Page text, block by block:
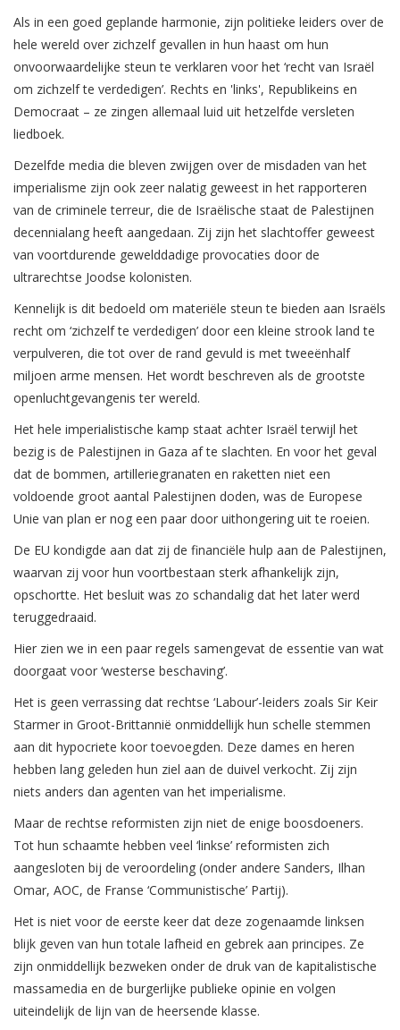
Als in een goed geplande harmonie, zijn politieke leiders over de
hele wereld over zichzelf gevallen in hun haast om hun
onvoorwaardelijke steun te verklaren voor het ‘recht van Israël
om zichzelf te verdedigen’. Rechts en 'links', Republikeins en
Democraat – ze zingen allemaal luid uit hetzelfde versleten
liedboek.
Dezelfde media die bleven zwijgen over de misdaden van het
imperialisme zijn ook zeer nalatig geweest in het rapporteren
van de criminele terreur, die de Israëlische staat de Palestijnen
decennialang heeft aangedaan. Zij zijn het slachtoffer geweest
van voortdurende gewelddadige provocaties door de
ultrarechtse Joodse kolonisten.
Kennelijk is dit bedoeld om materiële steun te bieden aan Israëls
recht om ‘zichzelf te verdedigen’ door een kleine strook land te
verpulveren, die tot over de rand gevuld is met tweeënhalf
miljoen arme mensen. Het wordt beschreven als de grootste
openluchtgevangenis ter wereld.
Het hele imperialistische kamp staat achter Israël terwijl het
bezig is de Palestijnen in Gaza af te slachten. En voor het geval
dat de bommen, artilleriegranaten en raketten niet een
voldoende groot aantal Palestijnen doden, was de Europese
Unie van plan er nog een paar door uithongering uit te roeien.
De EU kondigde aan dat zij de financiële hulp aan de Palestijnen,
waarvan zij voor hun voortbestaan ​​sterk afhankelijk zijn,
opschortte. Het besluit was zo schandalig dat het later werd
teruggedraaid.
Hier zien we in een paar regels samengevat de essentie van wat
doorgaat voor ‘westerse beschaving’.
Het is geen verrassing dat rechtse ‘Labour’-leiders zoals Sir Keir
Starmer in Groot-Brittannië onmiddellijk hun schelle stemmen
aan dit hypocriete koor toevoegden. Deze dames en heren
hebben lang geleden hun ziel aan de duivel verkocht. Zij zijn
niets anders dan agenten van het imperialisme.
Maar de rechtse reformisten zijn niet de enige boosdoeners.
Tot hun schaamte hebben veel ‘linkse’ reformisten zich
aangesloten bij de veroordeling (onder andere Sanders, Ilhan
Omar, AOC, de Franse ‘Communistische’ Partij).
Het is niet voor de eerste keer dat deze zogenaamde linksen
blijk geven van hun totale lafheid en gebrek aan principes. Ze
zijn onmiddellijk bezweken onder de druk van de kapitalistische
massamedia en de burgerlijke publieke opinie en volgen
uiteindelijk de lijn van de heersende klasse.